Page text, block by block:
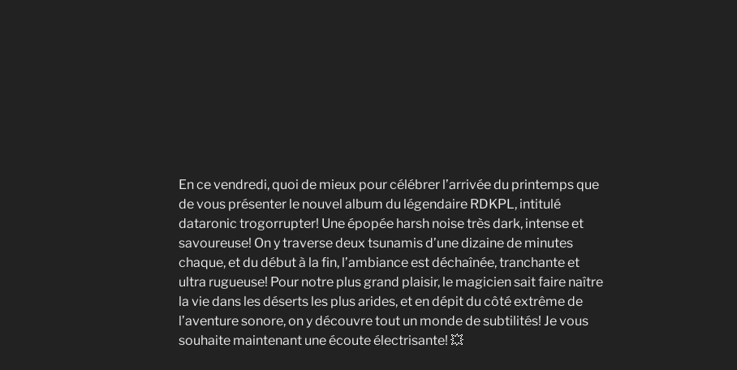
En ce vendredi, quoi de mieux pour célébrer l’arrivée du printemps que
de vous présenter le nouvel album du légendaire RDKPL, intitulé
dataronic trogorrupter! Une épopée harsh noise très dark, intense et
savoureuse! On y traverse deux tsunamis d’une dizaine de minutes
chaque, et du début à la fin, l’ambiance est déchaînée, tranchante et
ultra rugueuse! Pour notre plus grand plaisir, le magicien sait faire naître
la vie dans les déserts les plus arides, et en dépit du côté extrême de
l’aventure sonore, on y découvre tout un monde de subtilités! Je vous
souhaite maintenant une écoute électrisante! 💥